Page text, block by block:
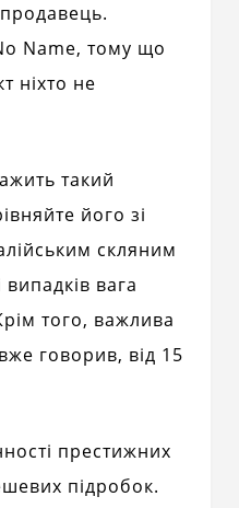
Name, тому що
ніхто не
такий
його зі
скляним
вага
того, важлива
говорив, від 15
престижних
підробок.